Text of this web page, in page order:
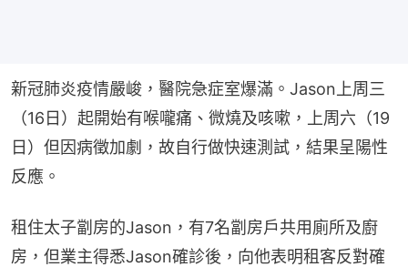
新冠肺炎疫情嚴峻，醫院急症室爆滿。Jason上周三
（16日）起開始有喉嚨痛、微燒及咳嗽，上周六（19
日）但因病徵加劇，故自行做快速測試，結果呈陽性
反應。
租住太子劏房的Jason，有7名劏房戶共用廁所及廚
房，但業主得悉Jason確診後，向他表明租客反對確